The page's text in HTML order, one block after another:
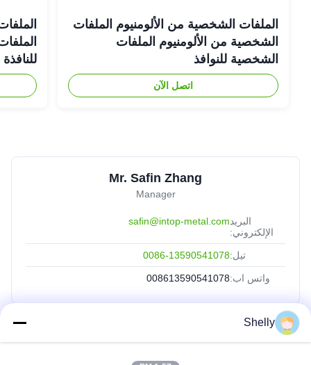
الملفات الشخصية من الألومنيوم الملفات
الشخصية من الألومنيوم الملفات
الشخصية للنوافذ
اتصل الآن
للنافذة
Mr. Safin Zhang
Manager
البريد
الإلكتروني:
safin@intop-metal.com
تيل:0086-13590541078
واتس اب:008613590541078
روابط سريعة
Shelly